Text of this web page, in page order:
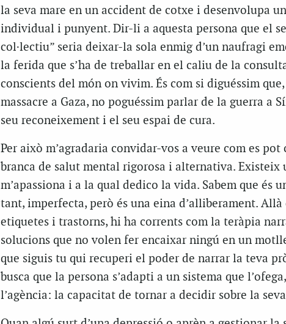
la seva mare en un accident de cotxe i desenvolupa
individual i punyent. Dir-li a aquesta persona que el
col·lectiu” seria deixar-la sola enmig d’un naufragi
la ferida que s’ha de treballar en el caliu de la
conscients del món on vivim. És com si diguéssim
massacre a Gaza, no poguéssim parlar de la guerra a
seu reconeixement i el seu espai de cura.
Per això m’agradaria convidar-vos a veure com es
branca de salut mental rigorosa i alternativa. Existeix
m’apassiona i a la qual dedico la vida. Sabem que és
tant, imperfecta, però és una eina d’alliberament.
etiquetes i trastorns, hi ha corrents com la teràpia
solucions que no volen fer encaixar ningú en un
que siguis tu qui recuperi el poder de narrar la teva
busca que la persona s’adapti a un sistema que
l’agència: la capacitat de tornar a decidir sobre la